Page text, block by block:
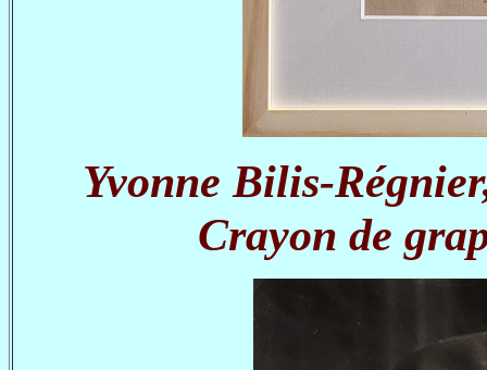
Yvonne Bilis-
Crayon de